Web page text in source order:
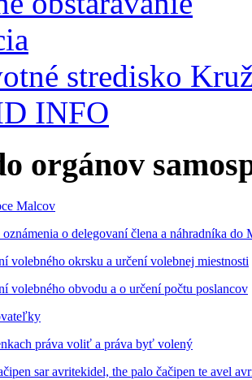
stredisko
INFO
orgánov
Malcov
oznámenia o delegovaní člena a náhradníka
volebného okrsku a určení volebnej miestnosti
volebného obvodu a o určení počtu poslancov
práva voliť a práva byť volený
sar avritekidel, the palo čačipen te avel